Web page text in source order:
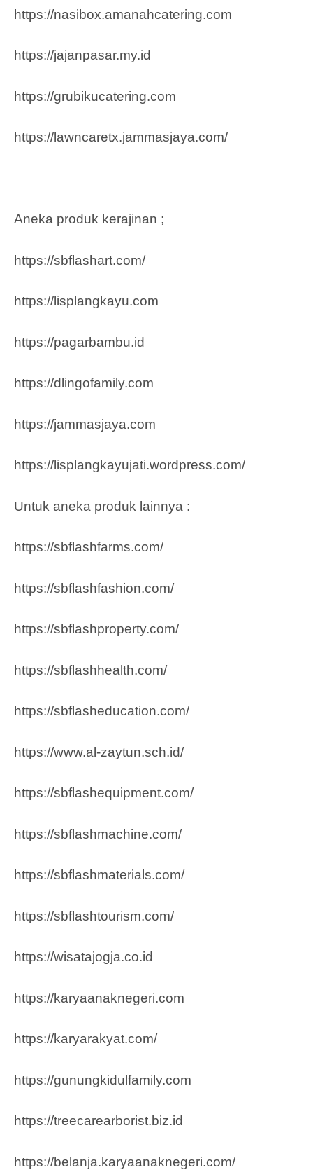
https://nasibox.amanahcatering.com
https://jajanpasar.my.id
https://grubikucatering.com
https://lawncaretx.jammasjaya.com/
Aneka produk kerajinan ;
https://sbflashart.com/
https://lisplangkayu.com
https://pagarbambu.id
https://dlingofamily.com
https://jammasjaya.com
https://lisplangkayujati.wordpress.com/
Untuk aneka produk lainnya :
https://sbflashfarms.com/
https://sbflashfashion.com/
https://sbflashproperty.com/
https://sbflashhealth.com/
https://sbflasheducation.com/
https://www.al-zaytun.sch.id/
https://sbflashequipment.com/
https://sbflashmachine.com/
https://sbflashmaterials.com/
https://sbflashtourism.com/
https://wisatajogja.co.id
https://karyaanaknegeri.com
https://karyarakyat.com/
https://gunungkidulfamily.com
https://treecarearborist.biz.id
https://belanja.karyaanaknegeri.com/